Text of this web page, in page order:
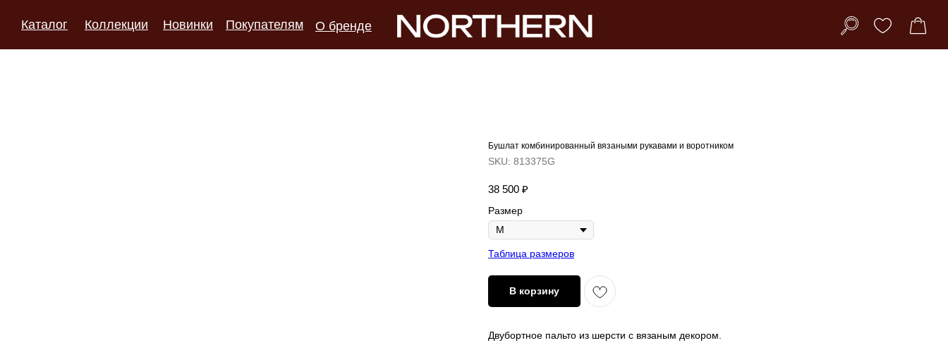
Каталог Коллекции Новинки О бренде
Покупателям
Бушлат комбинированный вязаными рукавами и воротником
SKU: 813375G
38 500 ₽
Размер
Таблица размеров
В корзину
Двубортное пальто из шерсти с вязаным декором.